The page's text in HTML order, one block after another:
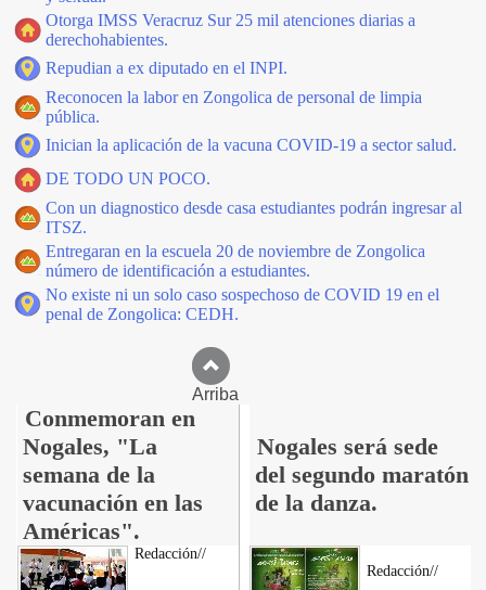
Otorga IMSS Veracruz Sur 25 mil atenciones diarias a
derechohabientes.
Repudian a ex diputado en el INPI.
Reconocen la labor en Zongolica de personal de limpia
pública.
Inician la aplicación de la vacuna COVID-19 a sector salud.
DE TODO UN POCO.
Con un diagnostico desde casa estudiantes podrán ingresar al
ITSZ.
Entregaran en la escuela 20 de noviembre de Zongolica
número de identificación a estudiantes.
No existe ni un solo caso sospechoso de COVID 19 en el
penal de Zongolica: CEDH.
Arriba
Conmemoran en
Nogales, "La
semana de la
vacunación en las
Américas".
Nogales será sede
del segundo maratón
de la danza.
Redacción//
Redacción//